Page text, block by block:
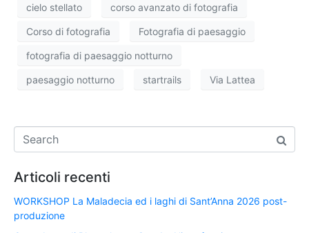
cielo stellato corso avanzato di fotografia
Corso di fotografia Fotografia di paesaggio
fotografia di paesaggio notturno
paesaggio notturno startrails Via Lattea
Articoli recenti
WORKSHOP La Maladecia ed i laghi di Sant’Anna 2026 post-
produzione